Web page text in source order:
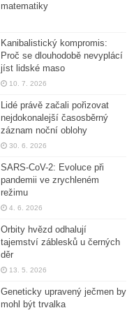
matematiky
Kanibalistický kompromis:
Proč se dlouhodobě nevyplácí
jíst lidské maso
10. 7. 2026
Lidé právě začali pořizovat
nejdokonalejší časosběrný
záznam noční oblohy
30. 6. 2026
SARS-CoV-2: Evoluce při
pandemii ve zrychleném
režimu
4. 6. 2026
Orbity hvězd odhalují
tajemství záblesků u černých
děr
13. 5. 2026
Geneticky upravený ječmen by
mohl být trvalka